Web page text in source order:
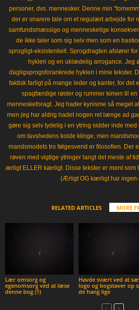
personer, dvs. mennesker. Denne min
der er snarere tale om et regulært arbejde for
samfundsmæssige og menneskelige
de ikke taler som sig selv men som en
sprogligt-eksistentielt. Sprogdragten afslører
hykleri og en uklædelig arrogance. Jeg
dagligsprogsforankrede hykleri i mine tekster.
faktisk farligt på mange leder og kanter, for
spagfærdige røster og rummer kimen til
menneskeforagt. Jeg hader kynisme så meget
men jeg har aldrig hadet nogen ret længe ad
gøre sig selv tydelig i en ytring sidder inde med
om tavshedens kolde klinge, men
mandsmodets tro følgesvend er filosofien. Der
røven med vigtige ytringer langt det meste af
ærligt ELLER kærligt. Disse tekster er ment
(Ærligt OG kærligt har ingen
RELATED ARTICLES MORE
Lær omsorg og
egenomsorg ved at læse
denne bog (1)
Havde svært ved at
logo og bogstaver op
de hang lige